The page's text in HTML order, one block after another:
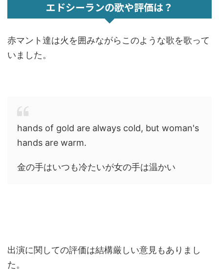
エドシーランの歌や評価は？
赤マント達は火を囲みながらこのような歌を歌って
いました。
hands of gold are always cold, but woman's
hands are warm.
金の手はいつも冷たいが女の手は温かい
出演に関しての評価は結構厳しい意見もありまし
た。